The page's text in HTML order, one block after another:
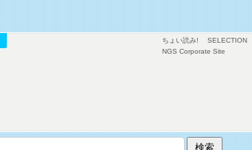
ちょい読み! SELECTION
NGS Corporate Site